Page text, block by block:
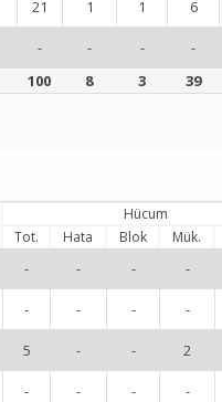
21 1 1 6
- - - -
100 8 3 39
Hücum
Tot. Hata Blok Mük.
- - - -
- - - -
5 - - 2
- - - -